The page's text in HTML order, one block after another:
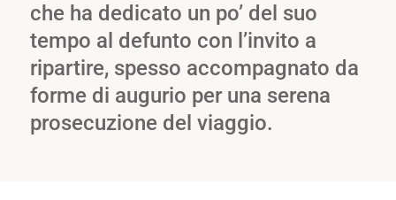
che ha dedicato un po’ del suo
tempo al defunto con l’invito a
ripartire, spesso accompagnato da
forme di augurio per una serena
prosecuzione del viaggio.